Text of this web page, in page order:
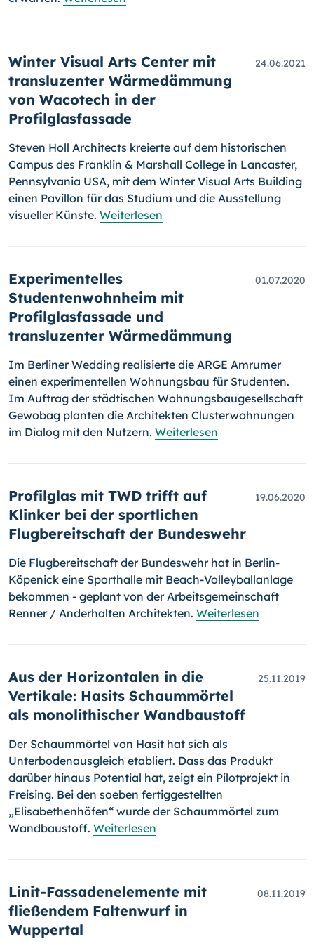
Winter Visual Arts Center mit
transluzenter Wärmedämmung
von Wacotech in der
Profilglasfassade
24.06.2021
Steven Holl Architects kreierte auf dem historischen
Campus des Fran­klin & Marshall College in Lancaster,
Pennsylvania USA, mit dem Winter Visual Arts Building
einen Pavillon für das Studium und die Ausstellung
visueller Künste. Weiterlesen
Experimentelles
Studentenwohnheim mit
Profilglasfassade und
transluzenter Wärmedämmung
01.07.2020
Im Berliner Wedding realisierte die ARGE Amrumer
einen expe­ri­men­tel­len Wohnungsbau für Studenten.
Im Auftrag der städtischen Woh­nungs­bau­ge­sellschaft
Gewobag planten die Architekten Clusterwohnungen
im Dialog mit den Nutzern. Weiterlesen
Profilglas mit TWD trifft auf
Klinker bei der sportlichen
Flugbereitschaft der Bundeswehr
19.06.2020
Die Flugbereitschaft der Bundeswehr hat in Berlin-
Köpenick eine Sport­halle mit Beach-Volleyballanlage
bekommen - geplant von der Arbeits­ge­mein­schaft
Renner / Anderhalten Architekten. Weiterlesen
Aus der Horizontalen in die
Vertikale: Hasits Schaummörtel
als monolithischer Wandbaustoff
25.11.2019
Der Schaummörtel von Hasit hat sich als
Unterbodenausgleich etabliert. Dass das Produkt
darüber hinaus Potential hat, zeigt ein Pilotprojekt in
Freising. Bei den soeben fertiggestellten
„Elisabethenhöfen“ wurde der Schaummörtel zum
Wandbaustoff. Weiterlesen
Linit-Fassadenelemente mit
fließendem Faltenwurf in
Wuppertal
08.11.2019